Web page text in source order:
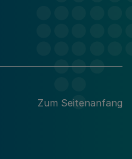
Zum Seitenanfang